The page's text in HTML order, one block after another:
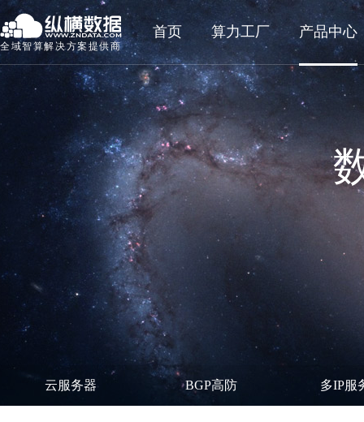
全域智算解决方案提供商
首页 算力工厂 产品中心
云服务器 BGP高防 多IP服